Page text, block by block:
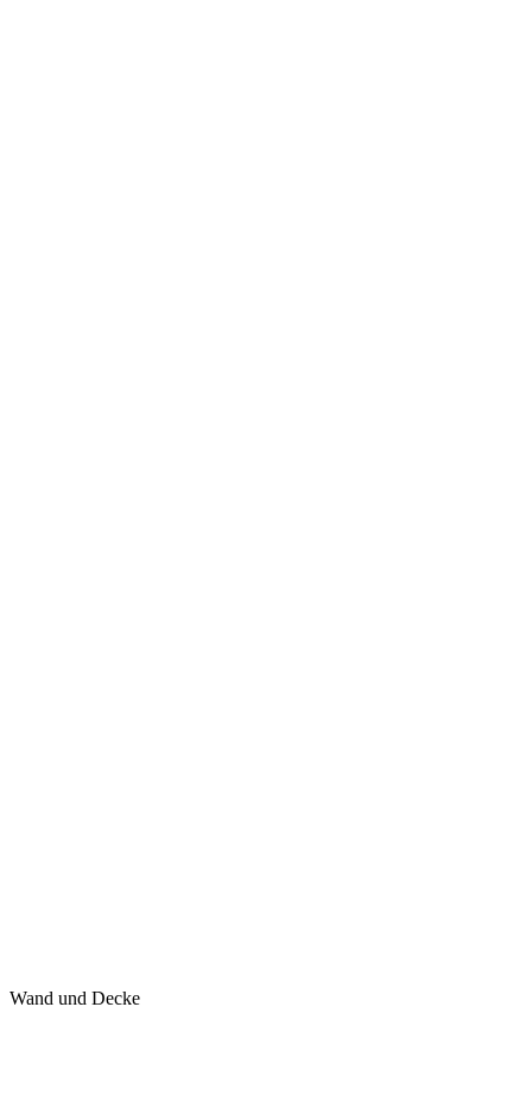
Wand und Decke